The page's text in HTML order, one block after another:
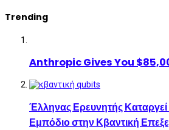
Trending
Anthropic Gives You
Έλληνας Ερευνητής Καταργεί
Εμπόδιο στην Κβαντική